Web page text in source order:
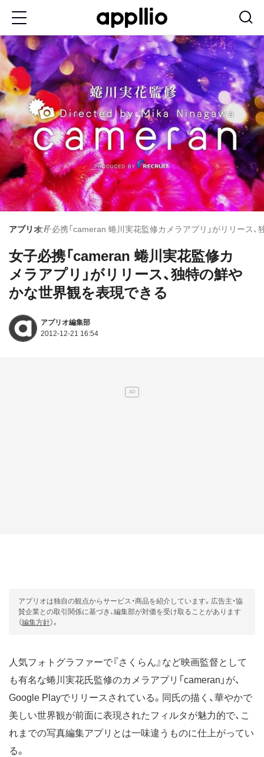
ン
コ
ン
テ
ン
ツ
に
移
動
アプリオ女子必携「cameran 蜷川実花監修カメラアプリ」がリリース
女子必携「cameran 蜷川実花監修カ
メラアプリ」がリリース、独特の鮮や
かな世界観を表現できる
アプリオ編集部
2012-12-21 16:54
アプリオは独自の観点からサービス・商品を紹介しています。広告主・協
賛企業との取引関係に基づき、編集部が対価を受け取ることがあります
（編集方針）。
人気フォトグラファーで『さくらん』など映画監督として
も有名な蜷川実花氏監修のカメラアプリ「cameran」が、
Google Playでリリースされている。同氏の描く、華やかで
美しい世界観が前面に表現されたフィルタが魅力的で、こ
れまでの写真編集アプリとは一味違うものに仕上がってい
る。